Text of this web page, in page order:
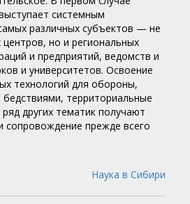
системным
различных субъектов — не
но и региональных
и предприятий, ведомств и
и университетов. Освоение
технологий для обороны,
территориальные
других тематик получают
сопровождение прежде всего
Наука в Сибири